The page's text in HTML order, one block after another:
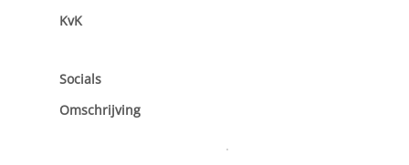
KvK
Socials
Omschrijving